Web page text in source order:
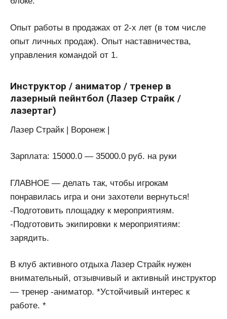
Опыт работы в продажах от 2-х лет (в том числе
опыт личных продаж). Опыт наставничества,
управления командой от 1.
Инструктор / аниматор / тренер в
лазерный пейнтбол (Лазер Страйк /
лазертаг)
Лазер Страйк | Воронеж |
Зарплата: 15000.0 — 35000.0 руб. на руки
ГЛАВНОЕ — делать так, чтобы игрокам
понравилась игра и они захотели вернуться!
-Подготовить площадку к мероприятиям.
-Подготовить экипировки к мероприятиям:
зарядить.
В клуб активного отдыха Лазер Страйк нужен
внимательный, отзывчивый и активный инструктор
— тренер -аниматор. *Устойчивый интерес к
работе. *